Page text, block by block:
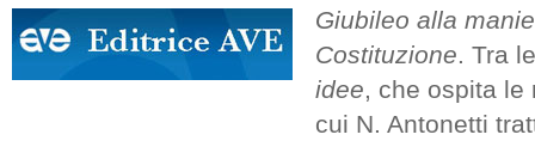
Giubileo alla
Costituzione. Tra
idee, che ospita
cui N. Antonetti